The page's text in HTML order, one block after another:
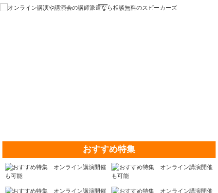
おすすめ特集